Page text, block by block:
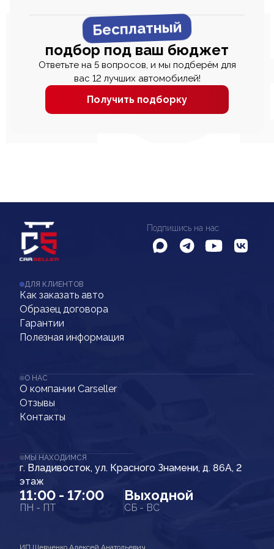
Бесплатный
подбор под ваш бюджет
Ответьте на 5 вопросов, и мы подберём для
вас 12 лучших автомобилей!
Получить подборку
Подпишись на нас
ДЛЯ КЛИЕНТОВ
Как заказать авто
Образец договора
Гарантии
Полезная информация
О НАС
О компании Carseller
Отзывы
Контакты
МЫ НАХОДИМСЯ
г. Владивосток, ул. Красного Знамени, д. 86А, 2
этаж
11:00 - 17:00
ПН - ПТ
Выходной
СБ - ВС
ИП Шевченко Алексей Анатольевич